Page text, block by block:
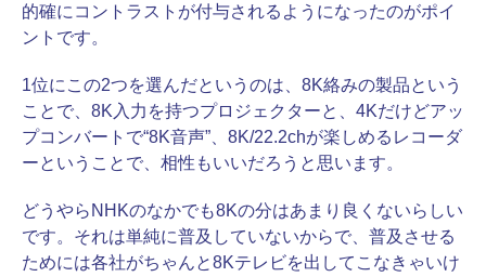
的確にコントラストが付与されるようになったのがポイ
ントです。
1位にこの2つを選んだというのは、8K絡みの製品という
ことで、8K入力を持つプロジェクターと、4Kだけどアッ
プコンバートで“8K音声”、8K/22.2chが楽しめるレコーダ
ーということで、相性もいいだろうと思います。
どうやらNHKのなかでも8Kの分はあまり良くないらしい
です。それは単純に普及していないからで、普及させる
ためには各社がちゃんと8Kテレビを出してこなきゃいけ